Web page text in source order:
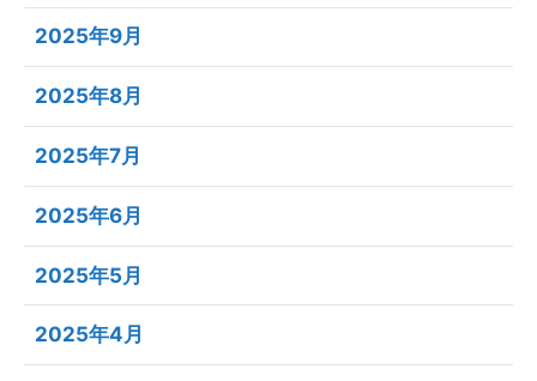
2025年9月
2025年8月
2025年7月
2025年6月
2025年5月
2025年4月